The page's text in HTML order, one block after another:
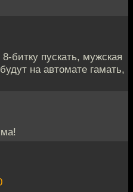
битку пускать, мужская
на автомате гамать,